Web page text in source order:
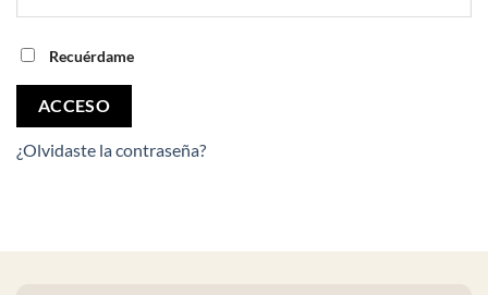
Recuérdame
ACCESO
¿Olvidaste la contraseña?